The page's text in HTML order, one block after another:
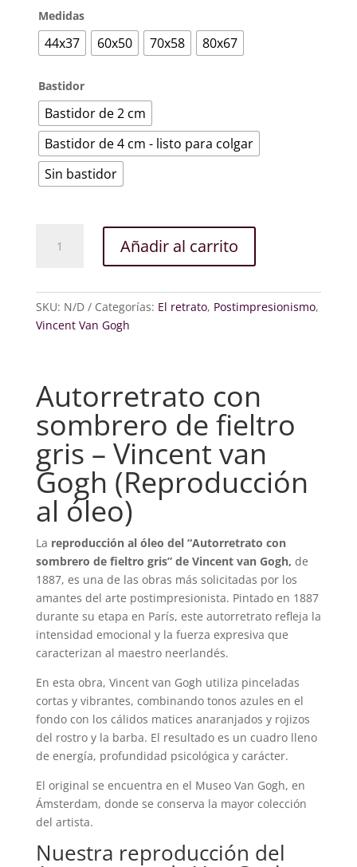
Medidas
44x37 60x50 70x58 80x67
Bastidor
Bastidor de 2 cm
Bastidor de 4 cm - listo para colgar
Sin bastidor
fieltro
gris
Añadir al carrito
SKU: N/D Categorías: El retrato, Postimpresionismo,
Vincent Van Gogh
Autorretrato con
sombrero de fieltro
gris – Vincent van
Gogh (Reproducción
al óleo)
La reproducción al óleo del “Autorretrato con
sombrero de fieltro gris” de Vincent van Gogh, de
1887, es una de las obras más solicitadas por los
amantes del arte postimpresionista. Pintado en 1887
durante su etapa en París, este autorretrato refleja la
intensidad emocional y la fuerza expresiva que
caracterizan al maestro neerlandés.
En esta obra, Vincent van Gogh utiliza pinceladas
cortas y vibrantes, combinando tonos azules en el
fondo con los cálidos matices anaranjados y rojizos
del rostro y la barba. El resultado es un cuadro lleno
de energía, profundidad psicológica y carácter.
El original se encuentra en el Museo Van Gogh, en
Ámsterdam, donde se conserva la mayor colección
del artista.
Nuestra reproducción del